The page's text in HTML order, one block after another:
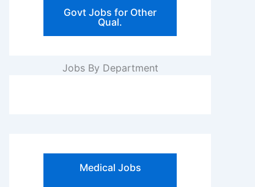
Govt Jobs for Other
Qual.
Jobs By Department
Medical Jobs